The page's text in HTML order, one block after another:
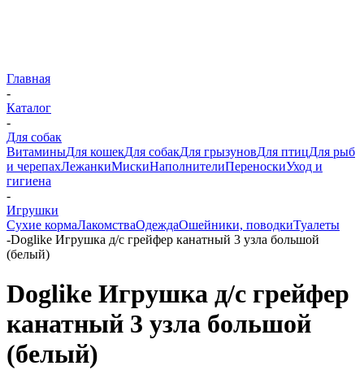
Главная
-
Каталог
-
Для собак
ВитаминыДля кошекДля собакДля грызуновДля птицДля рыб
и черепахЛежанкиМискиНаполнителиПереноскиУход и
гигиена
-
Игрушки
Сухие кормаЛакомстваОдеждаОшейники, поводкиТуалеты
-Doglike Игрушка д/с грейфер канатный 3 узла большой
(белый)
Doglike Игрушка д/с грейфер
канатный 3 узла большой
(белый)